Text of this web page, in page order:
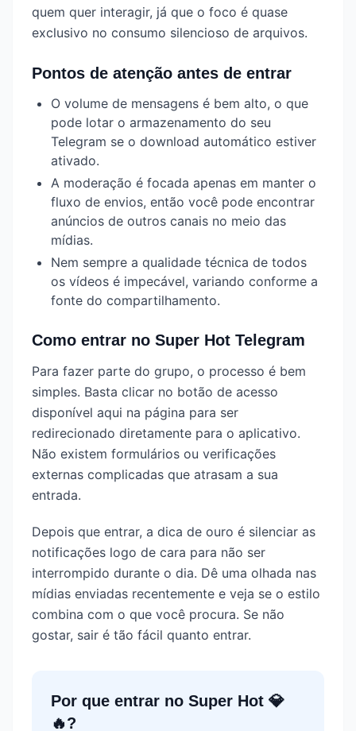
quem quer interagir, já que o foco é quase
exclusivo no consumo silencioso de arquivos.
Pontos de atenção antes de entrar
O volume de mensagens é bem alto, o que
pode lotar o armazenamento do seu
Telegram se o download automático estiver
ativado.
A moderação é focada apenas em manter o
fluxo de envios, então você pode encontrar
anúncios de outros canais no meio das
mídias.
Nem sempre a qualidade técnica de todos
os vídeos é impecável, variando conforme a
fonte do compartilhamento.
Como entrar no Super Hot Telegram
Para fazer parte do grupo, o processo é bem
simples. Basta clicar no botão de acesso
disponível aqui na página para ser
redirecionado diretamente para o aplicativo.
Não existem formulários ou verificações
externas complicadas que atrasam a sua
entrada.
Depois que entrar, a dica de ouro é silenciar as
notificações logo de cara para não ser
interrompido durante o dia. Dê uma olhada nas
mídias enviadas recentemente e veja se o estilo
combina com o que você procura. Se não
gostar, sair é tão fácil quanto entrar.
Por que entrar no Super Hot 💎
🔥?